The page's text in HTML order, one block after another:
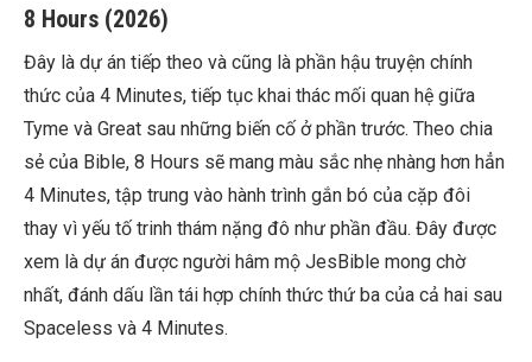
8 Hours (2026)
Đây là dự án tiếp theo và cũng là phần hậu truyện chính
thức của 4 Minutes, tiếp tục khai thác mối quan hệ giữa
Tyme và Great sau những biến cố ở phần trước. Theo chia
sẻ của Bible, 8 Hours sẽ mang màu sắc nhẹ nhàng hơn hẳn
4 Minutes, tập trung vào hành trình gắn bó của cặp đôi
thay vì yếu tố trinh thám nặng đô như phần đầu. Đây được
xem là dự án được người hâm mộ JesBible mong chờ
nhất, đánh dấu lần tái hợp chính thức thứ ba của cả hai sau
Spaceless và 4 Minutes.